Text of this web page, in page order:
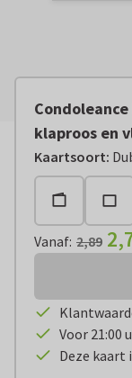
klaproos en
Kaartsoort:
Vanaf:€ 2,79
Vanaf: 2,89
Voor 21:00
Deze kaart